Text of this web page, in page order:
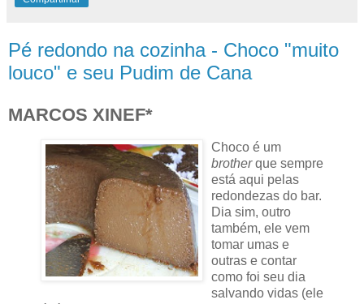
Pé redondo na cozinha - Choco "muito
louco" e seu Pudim de Cana
MARCOS XINEF*
Choco é um
brotherque sempre
está aqui pelas
redondezas do bar.
Dia sim, outro
também, ele vem
tomar umas e
outras e contar
como foi seu dia
salvando vidas (ele